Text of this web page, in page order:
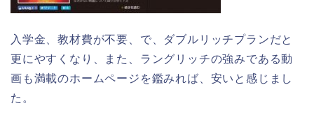
入学金、教材費が不要、で、ダブルリッチプランだと
更にやすくなり、また、ラングリッチの強みである動
画も満載のホームページを鑑みれば、安いと感じまし
た。